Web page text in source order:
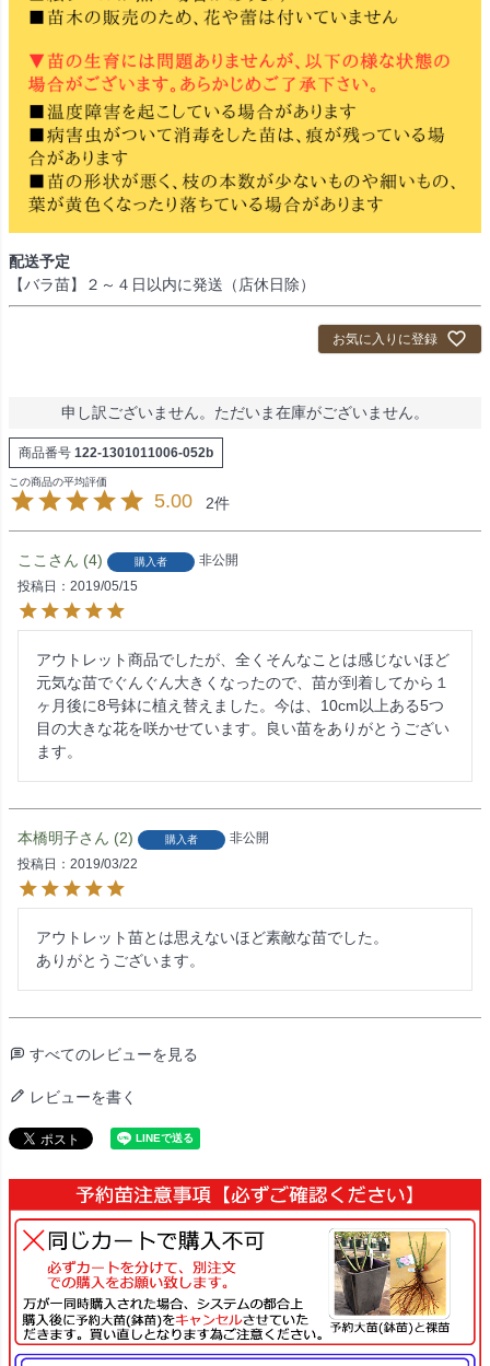
配送予定
【バラ苗】２～４日以内に発送（店休日除）
お気に入りに登録
申し訳ございません。ただいま在庫がございません。
商品番号 122-1301011006-052b
5.00 2
ここ 4 購入者
非公開
投稿日
2019/05/15
アウトレット商品でしたが、全くそんなことは感じないほど
元気な苗でぐんぐん大きくなったので、苗が到着してから１
ヶ月後に8号鉢に植え替えました。今は、10cm以上ある5つ
目の大きな花を咲かせています。良い苗をありがとうござい
ます。
本橋明子 2 購入者
非公開
投稿日
2019/03/22
アウトレット苗とは思えないほど素敵な苗でした。
すべてのレビューを見る
レビューを書く